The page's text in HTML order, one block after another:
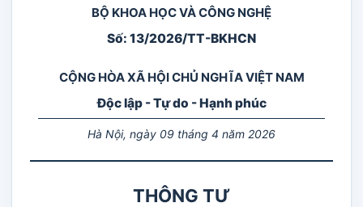
BỘ KHOA HỌC VÀ CÔNG NGHỆ
Số: 13/2026/TT-BKHCN
CỘNG HÒA XÃ HỘI CHỦ NGHĨA VIỆT NAM
Độc lập - Tự do - Hạnh phúc
Hà Nội, ngày 09 tháng 4 năm 2026
THÔNG TƯ